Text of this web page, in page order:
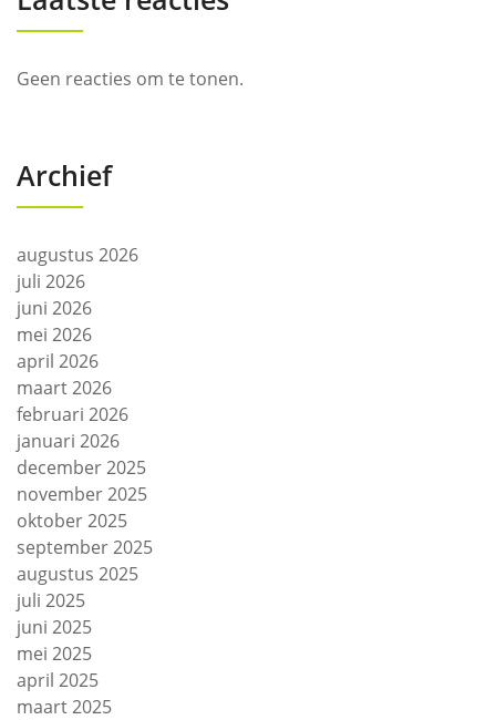
Geen reacties om te tonen.
Archief
augustus 2026
juli 2026
juni 2026
mei 2026
april 2026
maart 2026
februari 2026
januari 2026
december 2025
november 2025
oktober 2025
september 2025
augustus 2025
juli 2025
juni 2025
mei 2025
april 2025
maart 2025